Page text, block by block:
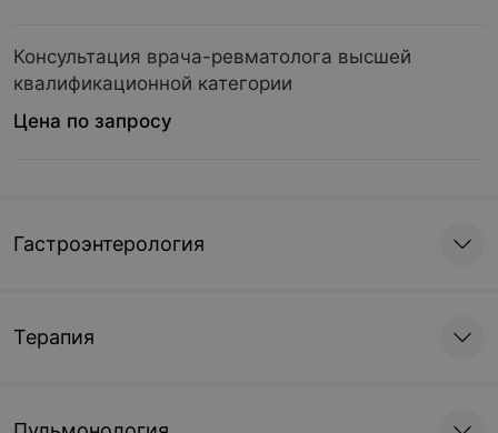
Консультация врача-ревматолога высшей
квалификационной категории
Цена по запросу
Гастроэнтерология
Терапия